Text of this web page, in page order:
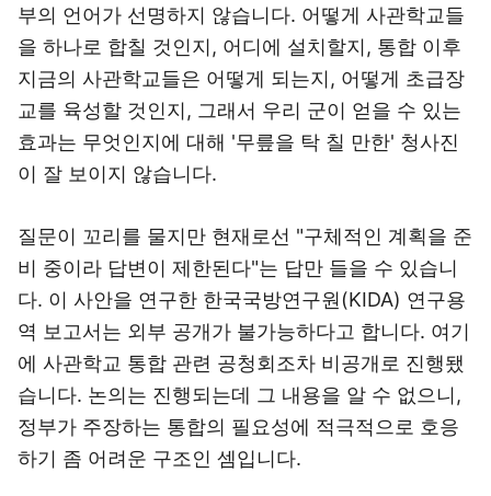
부의 언어가 선명하지 않습니다. 어떻게 사관학교들
을 하나로 합칠 것인지, 어디에 설치할지, 통합 이후
지금의 사관학교들은 어떻게 되는지, 어떻게 초급장
교를 육성할 것인지, 그래서 우리 군이 얻을 수 있는
효과는 무엇인지에 대해 '무릎을 탁 칠 만한' 청사진
이 잘 보이지 않습니다.
질문이 꼬리를 물지만 현재로선 "구체적인 계획을 준
비 중이라 답변이 제한된다"는 답만 들을 수 있습니
다. 이 사안을 연구한 한국국방연구원(KIDA) 연구용
역 보고서는 외부 공개가 불가능하다고 합니다. 여기
에 사관학교 통합 관련 공청회조차 비공개로 진행됐
습니다. 논의는 진행되는데 그 내용을 알 수 없으니,
정부가 주장하는 통합의 필요성에 적극적으로 호응
하기 좀 어려운 구조인 셈입니다.